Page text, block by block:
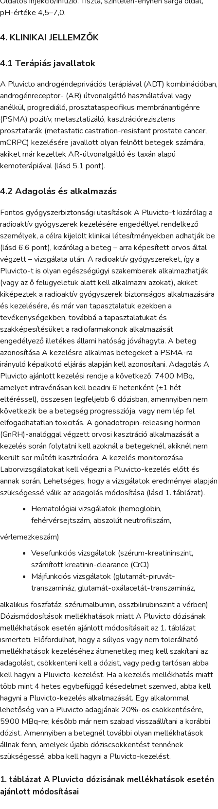
pH-értéke 4,5–7,0.
4. KLINIKAI JELLEMZŐK
4.1 Terápiás javallatok
A Pluvicto androgéndeprivációs terápiával (ADT) kombinációban,
androgénreceptor- (AR) útvonalgátló használatával vagy
anélkül, progrediáló, prosztataspecifikus membránantigénre
(PSMA) pozitív, metasztatizáló, kasztrációrezisztens
prosztatarák (metastatic castration-resistant prostate cancer,
mCRPC) kezelésére javallott olyan felnőtt betegek számára,
akiket már kezeltek AR-útvonalgátló és taxán alapú
kemoterápiával (lásd 5.1 pont).
4.2 Adagolás és alkalmazás
Fontos gyógyszerbiztonsági utasítások A Pluvicto-t kizárólag a
radioaktív gyógyszerek kezelésére engedéllyel rendelkező
személyek, a célra kijelölt klinikai létesítményekben adhatják be
(lásd 6.6 pont), kizárólag a beteg – arra képesített orvos által
végzett – vizsgálata után. A radioaktív gyógyszereket, így a
Pluvicto-t is olyan egészségügyi szakemberek alkalmazhatják
(vagy az ő felügyeletük alatt kell alkalmazni azokat), akiket
kiképeztek a radioaktív gyógyszerek biztonságos alkalmazására
és kezelésére, és már van tapasztalatuk ezekben a
tevékenységekben, továbbá a tapasztalatukat és
szakképesítésüket a radiofarmakonok alkalmazását
engedélyező illetékes állami hatóság jóváhagyta. A beteg
azonosítása A kezelésre alkalmas betegeket a PSMA-ra
irányuló képalkotó eljárás alapján kell azonosítani. Adagolás A
Pluvicto ajánlott kezelési rendje a következő: 7400 MBq,
amelyet intravénásan kell beadni 6 hetenként (±1 hét
eltéréssel), összesen legfeljebb 6 dózisban, amennyiben nem
következik be a betegség progressziója, vagy nem lép fel
elfogadhatatlan toxicitás. A gonadotropin-releasing hormon
(GnRH)-analóggal végzett orvosi kasztráció alkalmazását a
kezelés során folytatni kell azoknál a betegeknél, akiknél nem
került sor műtéti kasztrációra. A kezelés monitorozása
Laborvizsgálatokat kell végezni a Pluvicto-kezelés előtt és
annak során. Lehetséges, hogy a vizsgálatok eredményei alapján
szükségessé válik az adagolás módosítása (lásd 1. táblázat).
Hematológiai vizsgálatok (hemoglobin,
fehérvérsejtszám, abszolút neutrofilszám,
vérlemezkeszám)
Vesefunkciós vizsgálatok (szérum-kreatininszint,
számított kreatinin-clearance (CrCl)
Májfunkciós vizsgálatok (glutamát-piruvát-
transzamináz, glutamát-oxálacetát-transzamináz,
alkalikus foszfatáz, szérumalbumin, összbilirubinszint a vérben)
Dózismódosítások mellékhatások miatt A Pluvicto dózisának
mellékhatások esetén ajánlott módosításait az 1. táblázat
ismerteti. Előfordulhat, hogy a súlyos vagy nem tolerálható
mellékhatások kezeléséhez átmenetileg meg kell szakítani az
adagolást, csökkenteni kell a dózist, vagy pedig tartósan abba
kell hagyni a Pluvicto-kezelést. Ha a kezelés mellékhatás miatt
több mint 4 hetes egybefüggő késedelmet szenved, abba kell
hagyni a Pluvicto-kezelés alkalmazását. Egy alkalommal
lehetőség van a Pluvicto adagjának 20%-os csökkentésére,
5900 MBq-re; később már nem szabad visszaállítani a korábbi
dózist. Amennyiben a betegnél további olyan mellékhatások
állnak fenn, amelyek újabb dóziscsökkentést tennének
szükségessé, abba kell hagyni a Pluvicto-kezelést.
1. táblázat A Pluvicto dózisának mellékhatások esetén
ajánlott módosításai